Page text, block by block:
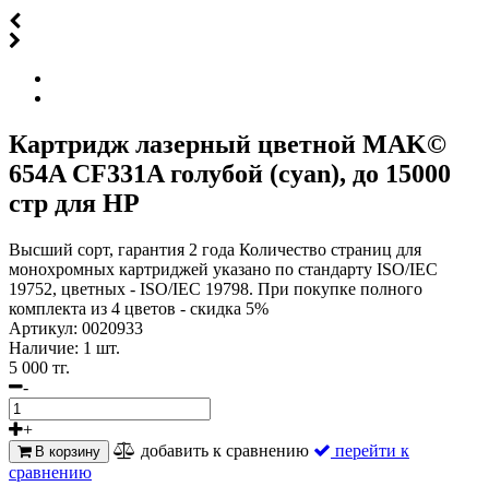
Картридж лазерный цветной MAK©
654A CF331A голубой (cyan), до 15000
стр для HP
Высший сорт, гарантия 2 года Количество страниц для
монохромных картриджей указано по стандарту ISO/IEC
19752, цветных - ISO/IEC 19798. При покупке полного
комплекта из 4 цветов - скидка 5%
Артикул: 0020933
Наличие: 1 шт.
5 000 тг.
-
+
В корзину добавить к сравнению
перейти к
сравнению